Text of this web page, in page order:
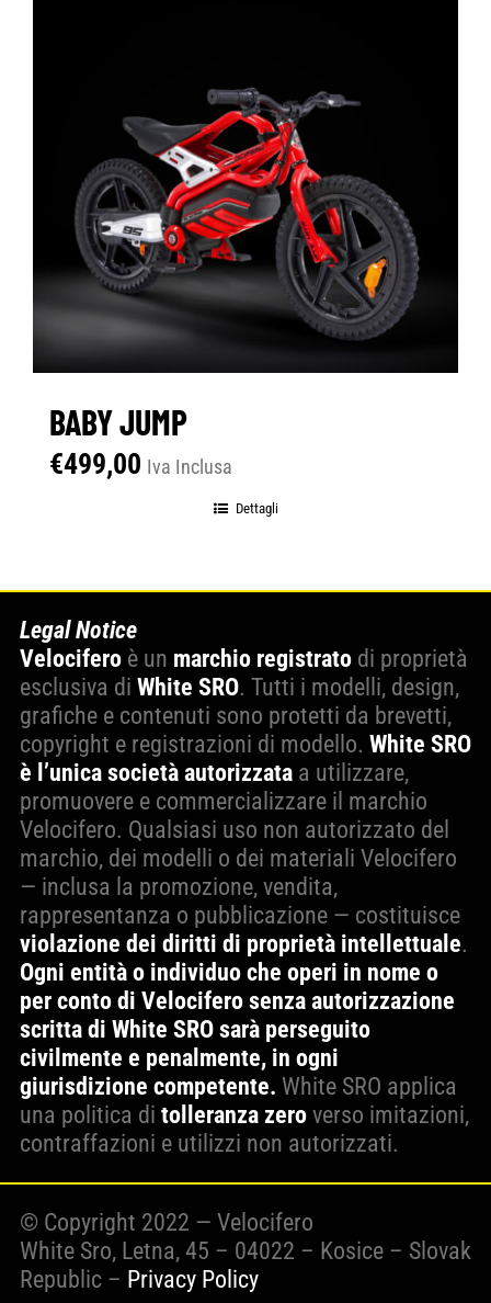
BABY JUMP
€499,00 Iva Inclusa
Dettagli
Legal Notice
Velocifero è un marchio registrato di proprietà
esclusiva di White SRO. Tutti i modelli, design,
grafiche e contenuti sono protetti da brevetti,
copyright e registrazioni di modello. White SRO
è l’unica società autorizzataa utilizzare,
promuovere e commercializzare il marchio
Velocifero. Qualsiasi uso non autorizzato del
marchio, dei modelli o dei materiali Velocifero
— inclusa la promozione, vendita,
rappresentanza o pubblicazione — costituisce
violazione dei diritti di proprietà intellettuale.
Ogni entità o individuo che operi in nome o
per conto di Velocifero senza autorizzazione
scritta di White SRO sarà perseguito
civilmente e penalmente, in ogni
giurisdizione competente. White SRO applica
una politica di tolleranza zero verso imitazioni,
contraffazioni e utilizzi non autorizzati.
© Copyright 2022 — Velocifero
White Sro, Letna, 45 – 04022 – Kosice – Slovak
Republic – Privacy Policy